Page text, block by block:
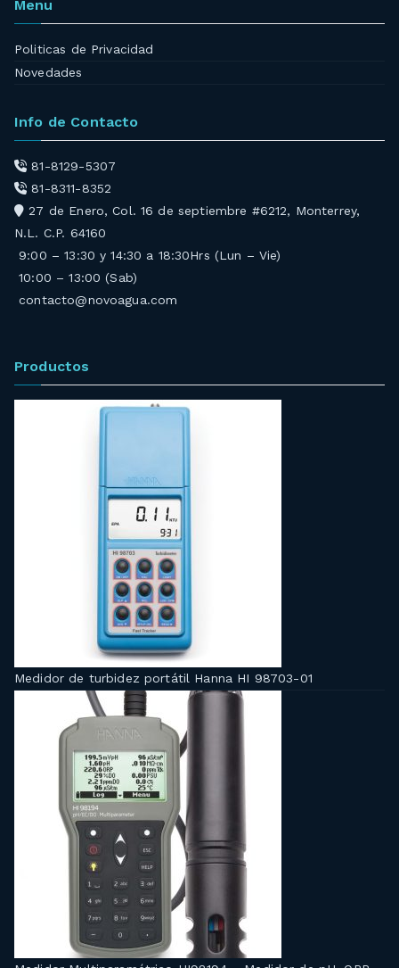
Menu
Politicas de Privacidad
Novedades
Info de Contacto
81-8129-5307
81-8311-8352
27 de Enero, Col. 16 de septiembre #6212, Monterrey,
N.L. C.P. 64160
9:00 – 13:30 y 14:30 a 18:30Hrs (Lun – Vie)
10:00 – 13:00 (Sab)
contacto@novoagua.com
Productos
Medidor de turbidez portátil Hanna HI 98703-01